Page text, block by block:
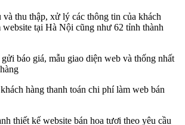
và thu thập, xử lý các thông tin của khách
website tại Hà Nội cũng như 62 tỉnh thành
báo giá, mẫu giao diện web và thống nhất
hàng thanh toán chi phí làm web bán
thiết kế website bán hoa tươi theo yêu cầu